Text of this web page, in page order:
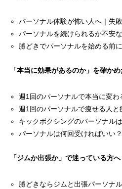
パーソナル体験が怖い人へ｜失
パーソナルを続けられるか不安
勝どきでパーソナルを始める前
「本当に効果があるのか」を確か
週1回のパーソナルで本当に変わ
週1回のパーソナルで痩せる人と
キックボクシングのパーソナル
パーソナルは何回受ければいい？
「ジムか出張か」で迷っている方へ
勝どきならジムと出張パーソナ